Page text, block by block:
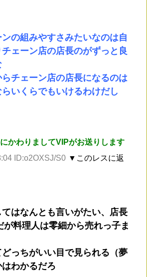
の組みやすさみたいなのは自
ェーン店の店長のがずっと良
チェーン店の店長になるのは
いくらでもいけるわけだし
かわりましてVIPがお送りします
ID:o2OXSJ/S0 ▼このレスに返
はなんとも言いがたい、店長
が料理人は零細から売れっ子ま
っちがいい目で見られる（夢
はわかるだろ